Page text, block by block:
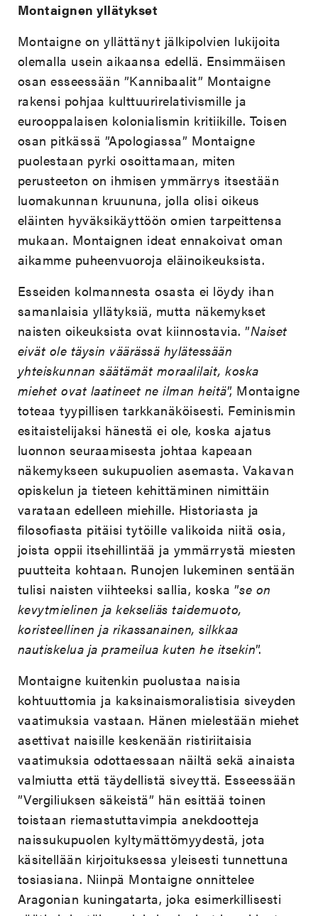
Montaignen yllätykset
Montaigne on yllättänyt jälkipolvien lukijoita
olemalla usein aikaansa edellä. Ensimmäisen
osan esseessään ”Kannibaalit” Montaigne
rakensi pohjaa kulttuurirelativismille ja
eurooppalaisen kolonialismin kritiikille. Toisen
osan pitkässä ”Apologiassa” Montaigne
puolestaan pyrki osoittamaan, miten
perusteeton on ihmisen ymmärrys itsestään
luomakunnan kruununa, jolla olisi oikeus
eläinten hyväksikäyttöön omien tarpeittensa
mukaan. Montaignen ideat ennakoivat oman
aikamme puheenvuoroja eläinoikeuksista.
Esseiden kolmannesta osasta ei löydy ihan
samanlaisia yllätyksiä, mutta näkemykset
naisten oikeuksista ovat kiinnostavia. ”Naiset
eivät ole täysin väärässä hylätessään
yhteiskunnan säätämät moraalilait, koska
miehet ovat laatineet ne ilman heitä”, Montaigne
toteaa tyypillisen tarkkanäköisesti. Feminismin
esitaistelijaksi hänestä ei ole, koska ajatus
luonnon seuraamisesta johtaa kapeaan
näkemykseen sukupuolien asemasta. Vakavan
opiskelun ja tieteen kehittäminen nimittäin
varataan edelleen miehille. Historiasta ja
filosofiasta pitäisi tytöille valikoida niitä osia,
joista oppii itsehillintää ja ymmärrystä miesten
puutteita kohtaan. Runojen lukeminen sentään
tulisi naisten viihteeksi sallia, koska ”se on
kevytmielinen ja kekseliäs taidemuoto,
koristeellinen ja rikassanainen, silkkaa
nautiskelua ja prameilua kuten he itsekin”.
Montaigne kuitenkin puolustaa naisia
kohtuuttomia ja kaksinaismoralistisia siveyden
vaatimuksia vastaan. Hänen mielestään miehet
asettivat naisille keskenään ristiriitaisia
vaatimuksia odottaessaan näiltä sekä ainaista
valmiutta että täydellistä siveyttä. Esseessään
”Vergiliuksen säkeistä” hän esittää toinen
toistaan riemastuttavimpia anekdootteja
naissukupuolen kyltymättömyydestä, jota
käsitellään kirjoituksessa yleisesti tunnettuna
tosiasiana. Niinpä Montaigne onnittelee
Aragonian kuningatarta, joka esimerkillisesti